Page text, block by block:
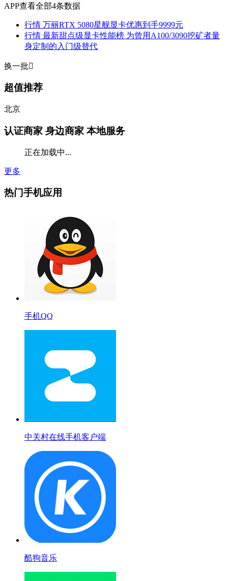
APP查看全部4条数据
行情 万丽RTX 5080星舰显卡优惠到手9999元
行情 最新甜点级显卡性能榜 为曾用A100/3090挖矿者量
身定制的入门级替代
换一批
超值推荐
北京
认证商家 身边商家 本地服务
正在加载中...
更多
热门手机应用
手机QQ
中关村在线手机客户端
酷狗音乐